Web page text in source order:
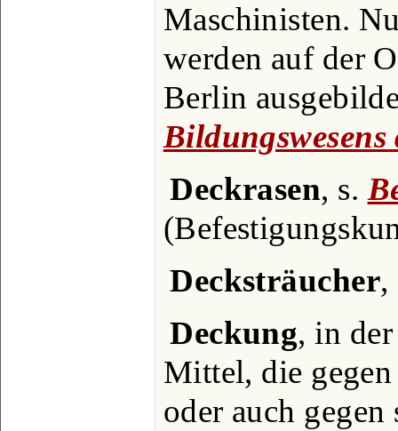
Maschinisten.
werden auf der
Berlin
Deckrasen, s.
Decksträucher,
Deckung, in
Mittel, die gegen
oder auch